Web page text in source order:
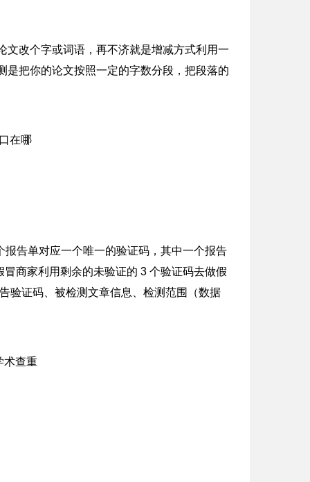
文改个字或词语，再不济就是增减方式利用一
是把你的论文按照一定的字数分段，把段落的
告单对应一个唯一的验证码，其中一个报告
商家利用剩余的未验证的 3 个验证码去做假
验证码、被检测文章信息、检测范围（数据